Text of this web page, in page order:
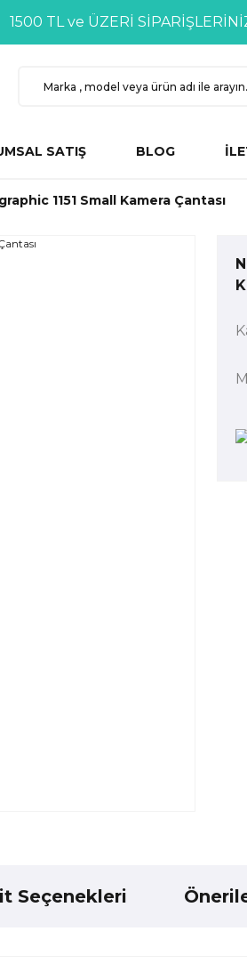
1500 TL ve ÜZERİ
SATIŞ BLOG
1151 Small Kamera Çantası
Seçenekleri